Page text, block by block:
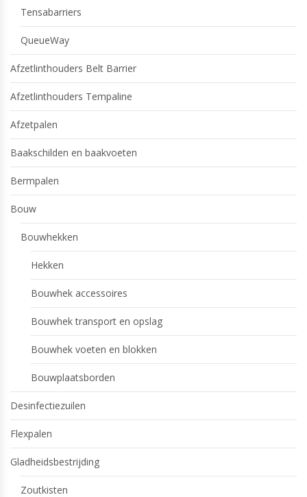
Tensabarriers
QueueWay
Afzetlinthouders Belt Barrier
Afzetlinthouders Tempaline
Afzetpalen
Baakschilden en baakvoeten
Bermpalen
Bouw
Bouwhekken
Hekken
Bouwhek accessoires
Bouwhek transport en opslag
Bouwhek voeten en blokken
Bouwplaatsborden
Desinfectiezuilen
Flexpalen
Gladheidsbestrijding
Zoutkisten